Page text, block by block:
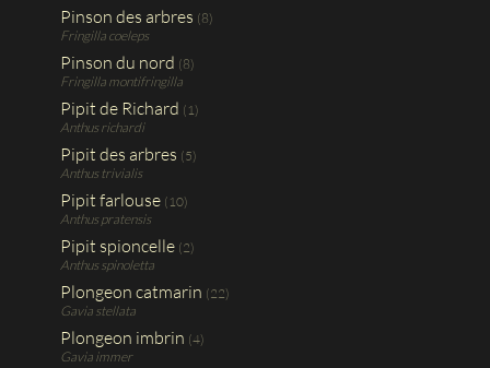
Pinson des arbres (8)
Fringilla coeleps
Pinson du nord (8)
Fringilla montifringilla
Pipit de Richard (1)
Anthus richardi
Pipit des arbres (5)
Anthus trivialis
Pipit farlouse (10)
Anthus pratensis
Pipit spioncelle (2)
Anthus spinoletta
Plongeon catmarin (22)
Gavia stellata
Plongeon imbrin (4)
Gavia immer